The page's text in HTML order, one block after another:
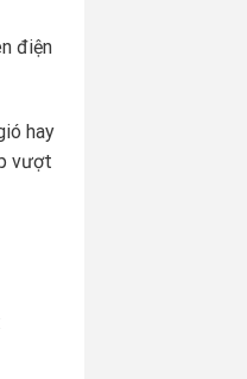
điện
hay
vượt